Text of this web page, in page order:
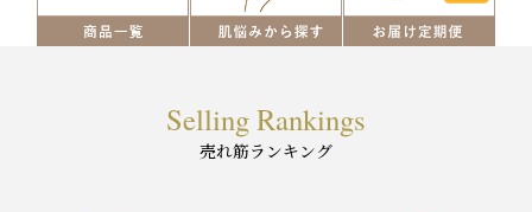
Selling Rankings
売れ筋ランキング